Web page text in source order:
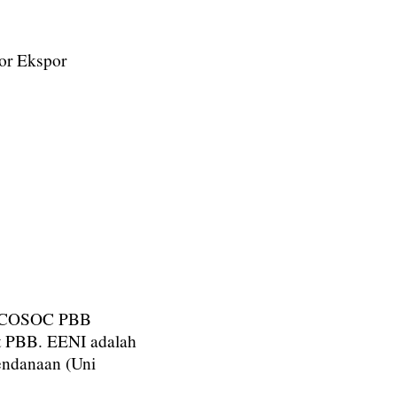
Ekspor
PBB
EENI adalah
(Uni